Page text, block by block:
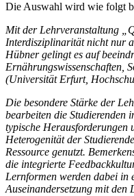
Die Auswahl wird wie folgt
Mit der Lehrveranstaltung
Interdisziplinarität nicht nur
Hübner gelingt es auf
Ernährungswissenschaften,
(Universität Erfurt,
Die besondere Stärke der
bearbeiten die Studierenden
typische Herausforderungen
Heterogenität der
Ressource genutzt.
die integrierte
Lernformen werden dabei in
Auseinandersetzung mit den